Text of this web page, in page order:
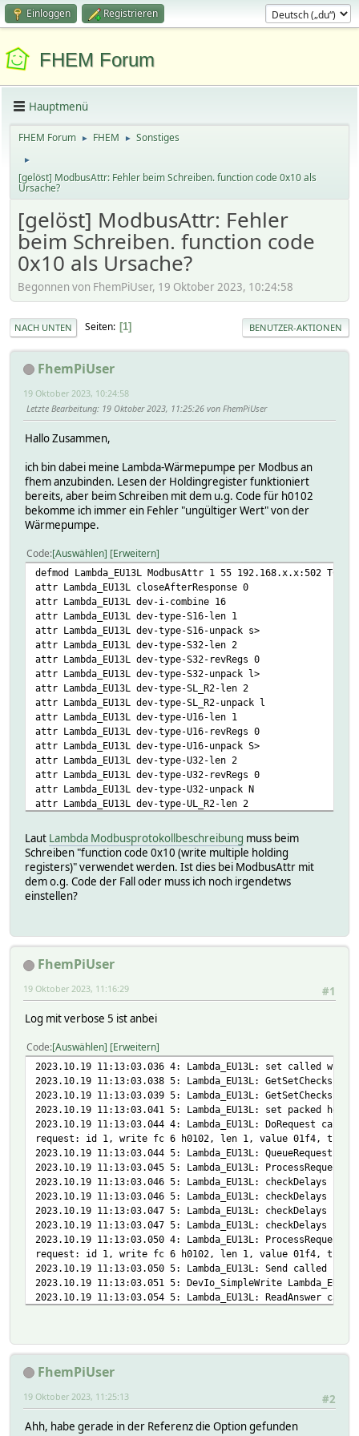
Einloggen Registrieren
FHEM Forum
Hauptmenü
FHEM Forum ► FHEM ► Sonstiges
►
[gelöst] ModbusAttr: Fehler beim Schreiben. function code 0x10 als
Ursache?
[gelöst] ModbusAttr: Fehler
beim Schreiben. function code
0x10 als Ursache?
Begonnen von FhemPiUser, 19 Oktober 2023, 10:24:58
NACH UNTEN Seiten 1 BENUTZER-AKTIONEN
FhemPiUser
19 Oktober 2023, 10:24:58
Letzte Bearbeitung: 19 Oktober 2023, 11:25:26 von FhemPiUser
Hallo Zusammen,
ich bin dabei meine Lambda-Wärmepumpe per Modbus an
fhem anzubinden. Lesen der Holdingregister funktioniert
bereits, aber beim Schreiben mit dem u.g. Code für h0102
bekomme ich immer ein Fehler "ungültiger Wert" von der
Wärmepumpe.
Code Auswählen Erweitern
defmod Lambda_EU13L ModbusAttr 1 55 192.168.x.x:502 TCP
attr Lambda_EU13L closeAfterResponse 0
attr Lambda_EU13L dev-i-combine 16
attr Lambda_EU13L dev-type-S16-len 1
attr Lambda_EU13L dev-type-S16-unpack s>
attr Lambda_EU13L dev-type-S32-len 2
attr Lambda_EU13L dev-type-S32-revRegs 0
attr Lambda_EU13L dev-type-S32-unpack l>
attr Lambda_EU13L dev-type-SL_R2-len 2
attr Lambda_EU13L dev-type-SL_R2-unpack l
attr Lambda_EU13L dev-type-U16-len 1
attr Lambda_EU13L dev-type-U16-revRegs 0
attr Lambda_EU13L dev-type-U16-unpack S>
attr Lambda_EU13L dev-type-U32-len 2
attr Lambda_EU13L dev-type-U32-revRegs 0
attr Lambda_EU13L dev-type-U32-unpack N
attr Lambda_EU13L dev-type-UL_R2-len 2
attr Lambda_EU13L dev-type-UL_R2-unpack N
attr Lambda_EU13L event-on-change-reading .*
...
attr Lambda_EU13L obj-h0102-poll 1
attr Lambda_EU13L obj-h0102-reading General_E-
Laut Lambda Modbusprotokollbeschreibung muss beim
Schreiben "function code 0x10 (write multiple holding
registers)" verwendet werden. Ist dies bei ModbusAttr mit
dem o.g. Code der Fall oder muss ich noch irgendetws
einstellen?
FhemPiUser
#1
19 Oktober 2023, 11:16:29
Log mit verbose 5 ist anbei
Code Auswählen Erweitern
2023.10.19 11:13:03.036 4: Lambda_EU13L: set called with
2023.10.19 11:13:03.038 5: Lambda_EU13L: GetSetChecks
2023.10.19 11:13:03.039 5: Lambda_EU13L: GetSetChecks
2023.10.19 11:13:03.041 5: Lambda_EU13L: set packed hex
2023.10.19 11:13:03.044 4: Lambda_EU13L: DoRequest
request: id 1, write fc 6 h0102, len 1, value 01f4, tid 182,
2023.10.19 11:13:03.044 5: Lambda_EU13L: QueueRequest
2023.10.19 11:13:03.045 5: Lambda_EU13L:
2023.10.19 11:13:03.046 5: Lambda_EU13L: checkDelays
2023.10.19 11:13:03.046 5: Lambda_EU13L: checkDelays
2023.10.19 11:13:03.047 5: Lambda_EU13L: checkDelays
2023.10.19 11:13:03.047 5: Lambda_EU13L: checkDelays
2023.10.19 11:13:03.050 4: Lambda_EU13L:
request: id 1, write fc 6 h0102, len 1, value 01f4, tid 182,
2023.10.19 11:13:03.050 5: Lambda_EU13L: Send called from
2023.10.19 11:13:03.051 5: DevIo_SimpleWrite Lambda_EU13L:
2023.10.19 11:13:03.054 5: Lambda_EU13L: ReadAnswer
2023.10.19 11:13:03.083 5: Lambda_EU13L:
2023.10.19 11:13:03.083 4: Lambda_EU13L:
2023.10.19 11:13:03.084 5: Lambda_EU13L: HandleResponse
2023.10.19 11:13:03.085 5: Lambda_EU13L:
2023.10.19 11:13:03.085 5: Lambda_EU13L:
2023.10.19 11:13:03.086 5: Lambda_EU13L: ParseResponse
FhemPiUser
#2
19 Oktober 2023, 11:25:13
Ahh, habe gerade in der Referenz die Option gefunden